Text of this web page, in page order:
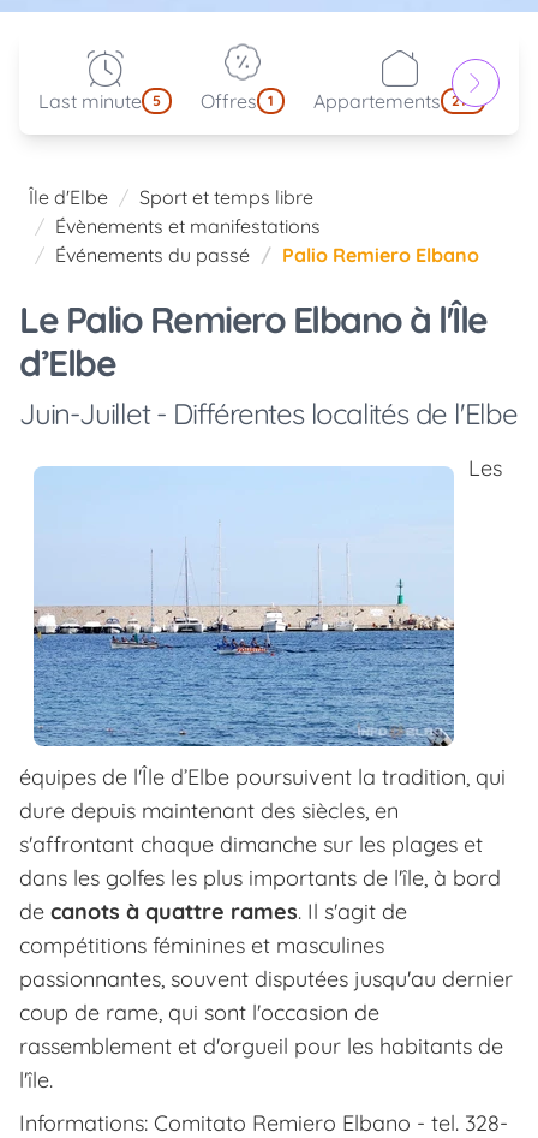
Last minute 5 Offres 1 Appartements 214
Île d'Elbe
Sport et temps libre
Évènements et manifestations
Événements du passé
Palio Remiero Elbano
Le Palio Remiero Elbano à l'Île
d’Elbe
Juin-Juillet - Différentes localités de l'Elbe
Les
équipes de l'Île d’Elbe poursuivent la tradition, qui
dure depuis maintenant des siècles, en
s'affrontant chaque dimanche sur les plages et
dans les golfes les plus importants de l'île, à bord
de canots à quattre rames. Il s'agit de
compétitions féminines et masculines
passionnantes, souvent disputées jusqu'au dernier
coup de rame, qui sont l'occasion de
rassemblement et d'orgueil pour les habitants de
l'île.
Informations: Comitato Remiero Elbano - tel. 328-